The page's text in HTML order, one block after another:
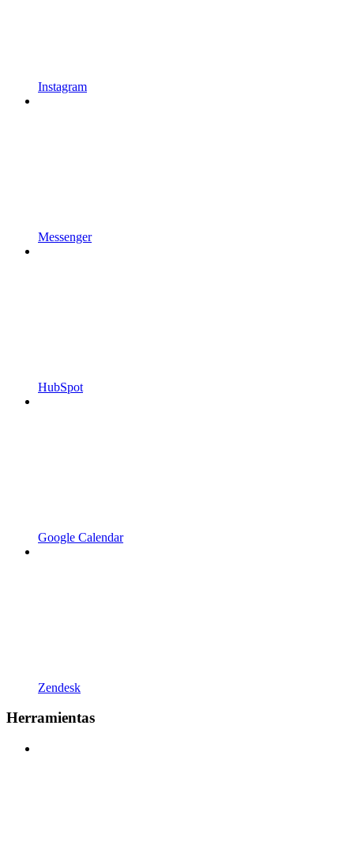
Instagram
Messenger
HubSpot
Google Calendar
Zendesk
Herramientas